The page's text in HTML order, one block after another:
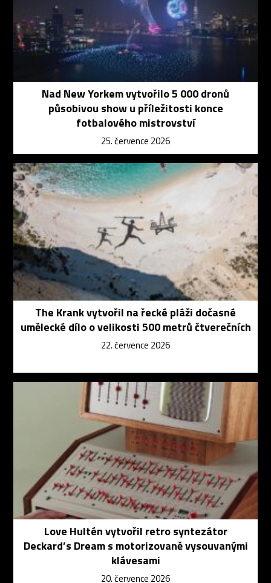
Nad New Yorkem vytvořilo 5 000 dronů
působivou show u příležitosti konce
fotbalového mistrovství
25. července 2026
The Krank vytvořil na řecké pláži dočasné
umělecké dílo o velikosti 500 metrů čtverečních
22. července 2026
Love Hultén vytvořil retro syntezátor
Deckard’s Dream s motorizovaně vysouvanými
klávesami
20. července 2026